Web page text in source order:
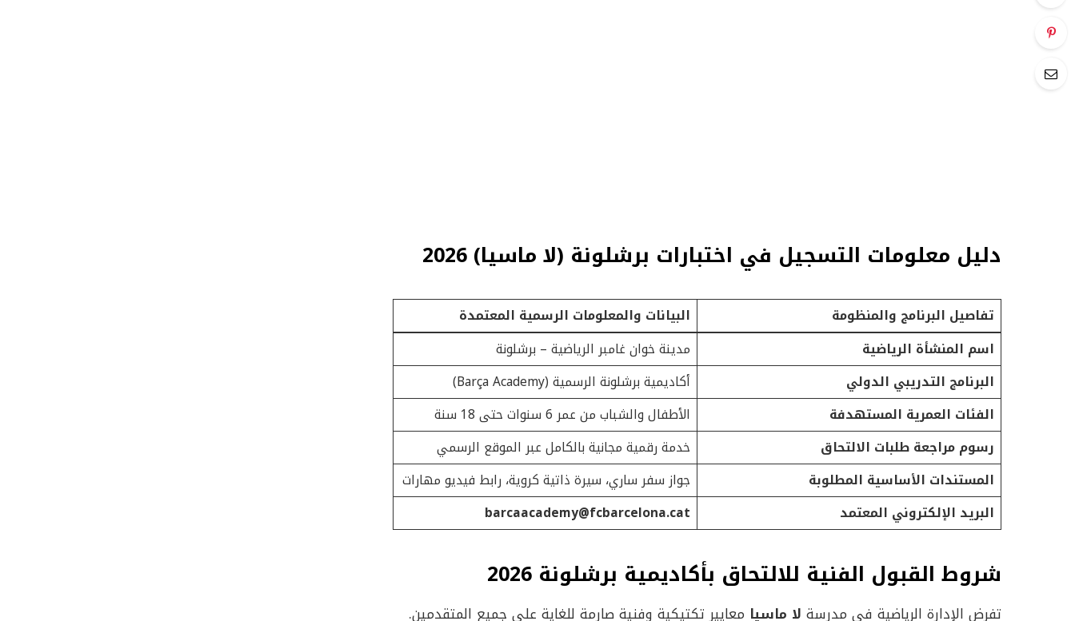
دليل معلومات التسجيل في اختبارات برشلونة (لا ماسيا) 2026
تفاصيل البرنامج والمنظومة
البيانات والمعلومات الرسمية المعتمدة
اسم المنشأة الرياضية
مدينة خوان غامبر الرياضية – برشلونة
البرنامج التدريبي الدولي
أكاديمية برشلونة الرسمية (Barça Academy)
الفئات العمرية المستهدفة
الأطفال والشباب من عمر 6 سنوات حتى 18 سنة
رسوم مراجعة طلبات الالتحاق
خدمة رقمية مجانية بالكامل عبر الموقع الرسمي
المستندات الأساسية المطلوبة
جواز سفر ساري، سيرة ذاتية كروية، رابط فيديو مهارات
البريد الإلكتروني المعتمد
barcaacademy@fcbarcelona.cat
شروط القبول الفنية للالتحاق بأكاديمية برشلونة 2026
تفرض الإدارة الرياضية في مدرسة لا ماسيا معايير تكتيكية وفنية صارمة للغاية على جميع المتقدمين.